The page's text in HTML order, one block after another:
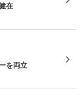
在
を両立